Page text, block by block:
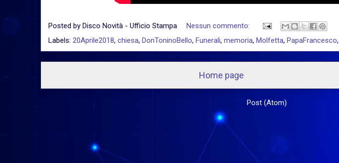
Posted by Disco Novità - Ufficio Stampa
Nessun commento:
Labels: 20Aprile2018, chiesa, DonToninoBello, Funerali, memoria, Molfetta, PapaFrancesco,
Home page
Post (Atom)